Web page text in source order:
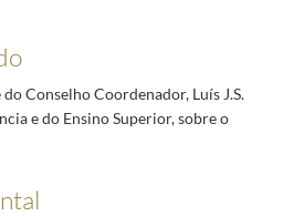
Conselho Coordenador, Luís J.S.
e do Ensino Superior, sobre o